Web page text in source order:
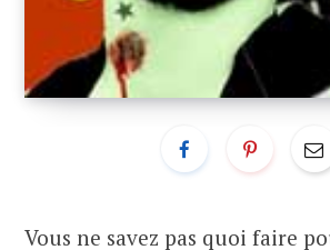
Vous ne savez pas quoi faire